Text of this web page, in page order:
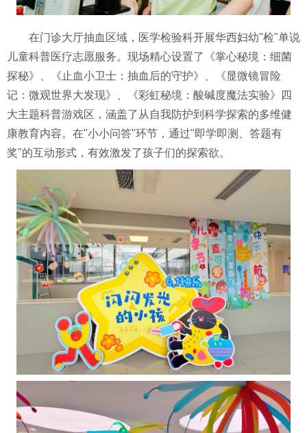
在门诊大厅抽血区域，医学检验科开展华西妇幼"检"单说
儿童科普医疗志愿服务。现场精心设置了《掌心秘境：细菌
探秘》、《止血小卫士：抽血后的守护》、《显微镜冒险
记：微观世界大发现》、《彩虹秘境：酸碱度魔法实验》四
大主题科普游戏区，涵盖了从自我防护到科学探索的多维健
康教育内容。在"小小问答"环节，通过"即学即测、答题有
奖"的互动形式，有效激发了孩子们的探索欲。